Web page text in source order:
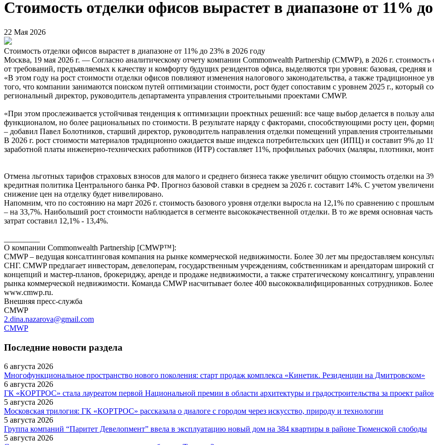
Стоимость отделки офисов вырастет в диапазоне от 11%
22 Мая 2026
Стоимость отделки офисов вырастет в диапазоне от 11% до 23% в 2026 году
Москва, 19 мая 2026 г. — Согласно аналитическому отчету компании Commonwealth Partnership (CMWP), в 2026 г.
от требований, предъявляемых к качеству и комфорту будущих резидентов офиса, выделяются три уровня: базовая, средняя и
«В этом году на рост стоимости отделки офисов повлияют изменения налогового законодательства, а также традиционное
того, что компании занимаются поиском путей оптимизации стоимости, рост будет сопоставим с уровнем 2025 г., который
региональный директор, руководитель департамента управления строительными проектами CMWP.
«При этом прослеживается устойчивая тенденция к оптимизации проектных решений: все чаще выбор делается в пользу
функционалом, но более рациональных по стоимости. В результате наряду с факторами, способствующими росту цен,
– добавил Павел Болотников, старший директор, руководитель направления отделки помещений управления
В 2026 г. рост стоимости материалов традиционно ожидается выше индекса потребительских цен (ИПЦ) и составит 9% до
заработной платы инженерно-технических работников (ИТР) составляет 11%, профильных рабочих (маляры, плотники,
Отмена льготных тарифов страховых взносов для малого и среднего бизнеса также увеличит общую стоимость отделки на
кредитная политика Центрального банка РФ. Прогноз базовой ставки в среднем за 2026 г. составит 14%. С учетом
снижение цен на отделку будет нивелировано.
Напомним, что по состоянию на март 2026 г. стоимость базового уровня отделки выросла на 12,1% по сравнению с
– на 33,7%. Наибольший рост стоимости наблюдается в сегменте высококачественной отделки. В то же время основная
затрат составил 12,1% - 13,4%.
О компании Commonwealth Partnership [CMWP™]:
CMWP – ведущая консалтинговая компания на рынке коммерческой недвижимости. Более 30 лет мы предоставляем
СНГ. CMWP предлагает инвесторам, девелоперам, государственным учреждениям, собственникам и арендаторам широкий
концепций и мастер-планов, брокериджу, аренде и продаже недвижимости, а также стратегическому консалтингу,
рынка коммерческой недвижимости. Команда CMWP насчитывает более 400 высококвалифицированных сотрудников.
www.cmwp.ru.
Внешняя пресс-служба
CMWP
2.dina.nazarova@gmail.com
CMWP
Последние новости раздела
6 августа 2026
Многофункциональное пространство нового поколения: старт продаж комплекса «Кинетик. Резиденции на Дмитровском»
6 августа 2026
ГК «КОРТРОС» стала лауреатом первой Национальной премии в области архитектуры и градостроительства за проект
5 августа 2026
Московская трилогия: ГК «КОРТРОС» рассказала о диалоге с городом через искусство, природу и технологии
5 августа 2026
Группа компаний “Паритет Девелопмент” ввела в эксплуатацию новый дом на 384 квартиры в районе Тюменской слободы
5 августа 2026